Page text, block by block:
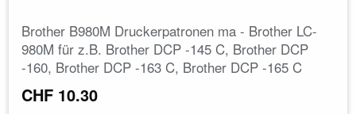
Brother B980M Druckerpatronen ma - Brother LC-
980M für z.B. Brother DCP -145 C, Brother DCP
-160, Brother DCP -163 C, Brother DCP -165 C
CHF 10.30